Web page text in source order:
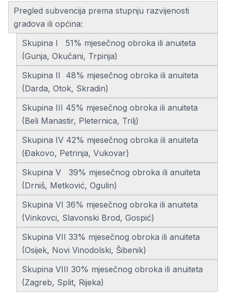
Pregled subvencija prema stupnju razvijenosti
gradova ili općina:
Skupina I 51% mjesečnog obroka ili anuiteta
(Gunja, Okučani, Trpinja)
Skupina II 48% mjesečnog obroka ili anuiteta
(Darda, Otok, Skradin)
Skupina III 45% mjesečnog obroka ili anuiteta
(Beli Manastir, Pleternica, Trilj)
Skupina IV 42% mjesečnog obroka ili anuiteta
(Đakovo, Petrinja, Vukovar)
Skupina V 39% mjesečnog obroka ili anuiteta
(Drniš, Metković, Ogulin)
Skupina VI 36% mjesečnog obroka ili anuiteta
(Vinkovci, Slavonski Brod, Gospić)
Skupina VII 33% mjesečnog obroka ili anuiteta
(Osijek, Novi Vinodolski, Šibenik)
Skupina VIII 30% mjesečnog obroka ili anuiteta
(Zagreb, Split, Rijeka)